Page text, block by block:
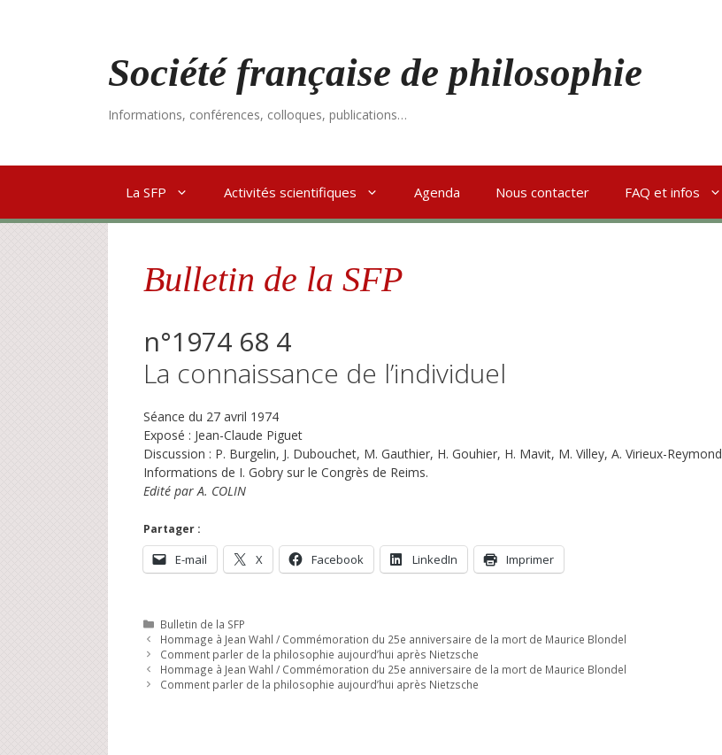
Société française de philosophie
Informations, conférences, colloques, publications…
La SFP Activités scientifiques Agenda Nous contacter FAQ et infos
Bulletin de la SFP
n°1974 68 4
La connaissance de l’individuel
Séance du 27 avril 1974
Exposé : Jean-Claude Piguet
Discussion : P. Burgelin, J. Dubouchet, M. Gauthier, H. Gouhier, H. Mavit, M. Villey, A. Virieux-Reymond
Informations de I. Gobry sur le Congrès de Reims.
Edité par A. COLIN
Partager :
E-mail X Facebook LinkedIn Imprimer
Catégories
Bulletin de la SFP
Hommage à Jean Wahl / Commémoration du 25e anniversaire de la mort de Maurice Blondel
Comment parler de la philosophie aujourd’hui après Nietzsche
Hommage à Jean Wahl / Commémoration du 25e anniversaire de la mort de Maurice Blondel
Comment parler de la philosophie aujourd’hui après Nietzsche